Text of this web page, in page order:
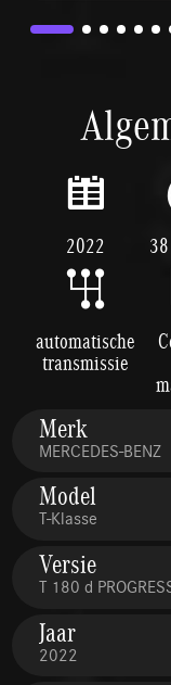
2022
automatische
transmissie
Merk
MERCEDES-BENZ
Model
T-Klasse
Versie
T 180 d
Jaar
2022